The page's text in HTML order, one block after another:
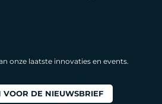
onze laatste innovaties en events.
VOOR DE NIEUWSBRIEF